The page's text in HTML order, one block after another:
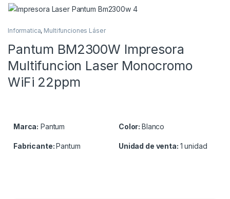
Informatica, Multifunciones Láser
Pantum BM2300W Impresora
Multifuncion Laser Monocromo
WiFi 22ppm
Marca: Pantum Color:Blanco
Fabricante:Pantum Unidad de venta: 1 unidad